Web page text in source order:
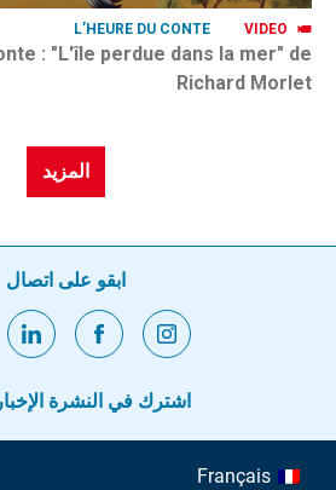
VIDEO
L’HEURE DU CONTE
: "L'île perdue dans la mer" de
Richard Morlet
المزيد
ابقو على اتصال
اشترك في النشرة
Français